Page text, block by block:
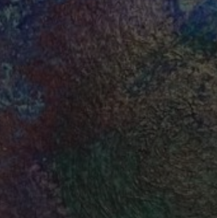
IHR NAME:
IHRE EMAIL ADRESSE:
Daten werden ausschließlich für den
genutzt und nicht an Dritte
Newsletter akzeptieren Sie unsere
den Newsletter jederzeit wieder
möglichkeit findet sich in jeder